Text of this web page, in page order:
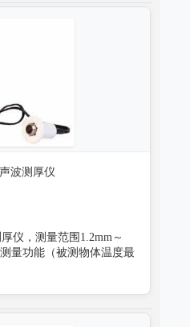
波测厚仪
仪，测量范围1.2mm～
量功能（被测物体温度最